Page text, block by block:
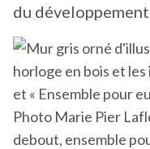
du développement
Photo Marie Pier
debout, ensemble